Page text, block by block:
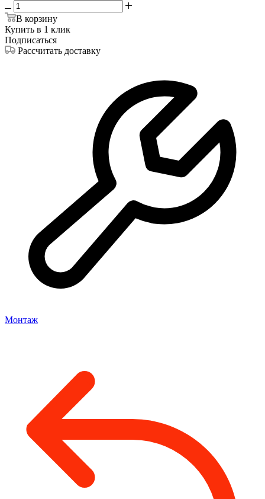
В корзину
Купить в 1 клик
Подписаться
Рассчитать доставку
Монтаж